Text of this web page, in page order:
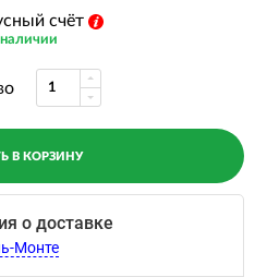
счёт
В КОРЗИНУ
о доставке
Монте